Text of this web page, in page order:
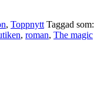
, Toppnytt Taggad som:
, roman, The magic